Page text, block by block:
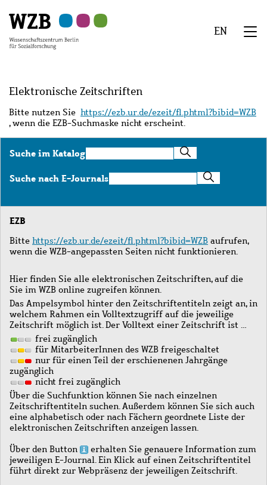
Hauptinhalt
springen
Navigation
springen
Suche
springen
Sekundärnavigation
springen
Fußzeile
springen
EN
Elektronische Zeitschriften
Bitte nutzen Sie https://ezb.ur.de/ezeit/fl.phtml?bibid=WZB
, wenn die EZB-Suchmaske nicht erscheint.
Suche im KatalogSuche
im
Katalog
Suche nach E-JournalsSuche
nach
Journals
EZB
Bitte https://ezb.ur.de/ezeit/fl.phtml?bibid=WZB aufrufen,
wenn die WZB-angepassten Seiten nicht funktionieren.
Hier finden Sie alle elektronischen Zeitschriften, auf die
Sie im WZB online zugreifen können.
Das Ampelsymbol hinter den Zeitschriftentiteln zeigt an, in
welchem Rahmen ein Volltextzugriff auf die jeweilige
Zeitschrift möglich ist. Der Volltext einer Zeitschrift ist …
frei zugänglich
für MitarbeiterInnen des WZB freigeschaltet
nur für einen Teil der erschienenen Jahrgänge
zugänglich
nicht frei zugänglich
Über die Suchfunktion können Sie nach einzelnen
Zeitschriftentiteln suchen. Außerdem können Sie sich auch
eine alphabetisch oder nach Fächern geordnete Liste der
elektronischen Zeitschriften anzeigen lassen.
Über den Button
erhalten Sie genauere Information zum
jeweiligen E-Journal. Ein Klick auf einen Zeitschriftentitel
führt direkt zur Webpräsenz der jeweiligen Zeitschrift.